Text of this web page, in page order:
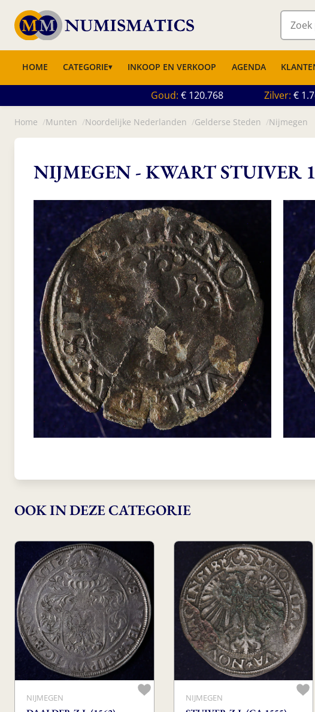
HOME CATEGORIE INKOOP EN VERKOOP AGENDA
Goud 120.768 Zilver
Home Munten Noordelijke Nederlanden Gelderse Steden Nijmegen
NIJMEGEN - KWART STUIVER
OOK IN DEZE CATEGORIE
NIJMEGEN NIJMEGEN